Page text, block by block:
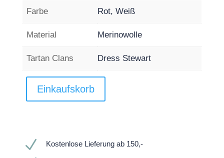
Farbe Rot, Weiß
Material Merinowolle
Tartan Clans Dress Stewart
Einkaufskorb
N Kostenlose Lieferung ab 150,-